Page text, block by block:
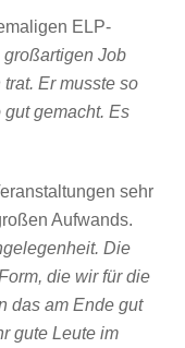
ELP-
großartigen Job
Er musste so
gemacht. Es
sehr
Aufwands.
Die
die wir für die
das am Ende gut
gute Leute im